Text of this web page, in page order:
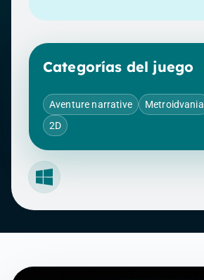
Categorías del juego
Aventure narrative Metroidvania
2D
Windows